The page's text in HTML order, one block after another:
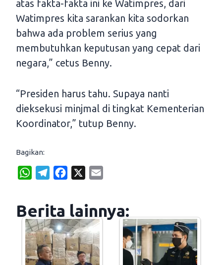
atas fakta-fakta ini ke Watimpres, dari
Watimpres kita sarankan kita sodorkan
bahwa ada problem serius yang
membutuhkan keputusan yang cepat dari
negara,” cetus Benny.
“Presiden harus tahu. Supaya nanti
dieksekusi minjmal di tingkat Kementerian
Koordinator,” tutup Benny.
Bagikan:
W
t
s
A
p
e
g
r
a
e
b
o
o
i
Berita lainnya: